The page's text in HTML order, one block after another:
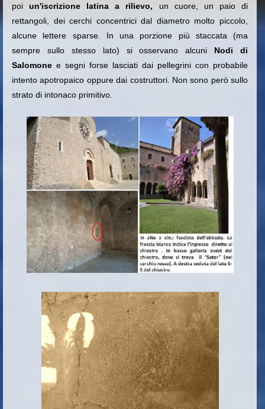
poiun'iscrizione latina a rilievo, un cuore,
un paio di
rettangoli, dei cerchi concentrici dal diametro molto piccolo,
alcune lettere sparse. In una porzione più staccata (ma
sempre sullo stesso lato) si osservano alcuni Nodi di
Salomone e segni forse lasciati dai pellegrini con probabile
intento apotropaico oppure dai costruttori. Non sono però sullo
strato di intonaco primitivo.